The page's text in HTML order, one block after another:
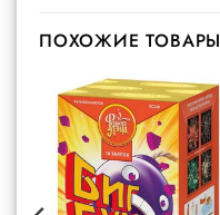
ПОХОЖИЕ ТОВАРЫ